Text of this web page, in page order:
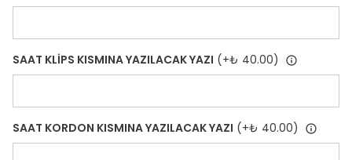
SAAT KLİPS KISMINA YAZILACAK YAZI (+₺ 40.00)
SAAT KORDON KISMINA YAZILACAK YAZI (+₺ 40.00)